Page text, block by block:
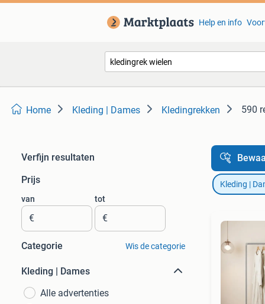
Help en info
Home Kleding | Dames Kledingrekken 590
Verfijn resultaten
Prijs
van
€
tot
€
Categorie Wis de categorie
Kleding | Dames
Alle advertenties
Kleding |